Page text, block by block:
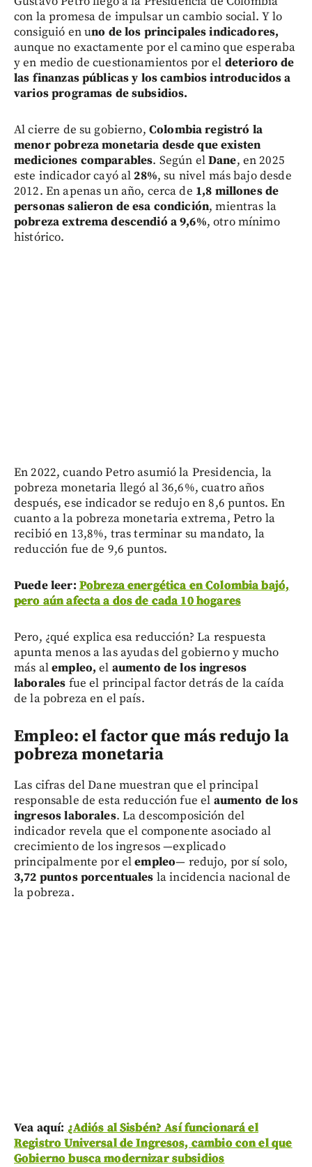
con la promesa de impulsar un cambio social. Y lo
consiguió en uno de los principales indicadores,
aunque no exactamente por el camino que esperaba
y en medio de cuestionamientos por el deterioro de
las finanzas públicas y los cambios introducidos a
varios programas de subsidios.
Al cierre de su gobierno, Colombia registró la
menor pobreza monetaria desde que existen
mediciones comparables. Según elDane, en 2025
este indicador cayó al28%, su nivel más bajo desde
2012. En apenas un año, cerca de 1,8 millones de
personas salieron de esa condición, mientras la
pobreza extrema descendió a 9,6%, otro mínimo
histórico.
En 2022, cuando Petro asumió la Presidencia, la
pobreza monetaria llegó al 36,6%, cuatro años
después, ese indicador se redujo en 8,6 puntos. En
cuanto a la pobreza monetaria extrema, Petro la
recibió en 13,8%, tras terminar su mandato, la
reducción fue de 9,6 puntos.
Puede leer: Pobreza energética en Colombia bajó,
pero aún afecta a dos de cada 10 hogares
Pero, ¿qué explica esa reducción? La respuesta
apunta menos a las ayudas del gobierno y mucho
más alempleo, el aumento de los ingresos
laborales fue el principal factor detrás de la caída
de la pobreza en el país.
Empleo: el factor que más redujo la
pobreza monetaria
Las cifras del Dane muestran que el principal
responsable de esta reducción fue el aumento de los
ingresos laborales. La descomposición del
indicador revela que el componente asociado al
crecimiento de los ingresos —explicado
principalmente por elempleo— redujo, por sí solo,
3,72 puntos porcentuales la incidencia nacional de
la pobreza.
Vea aquí: ¿Adiós al Sisbén? Así funcionará el
Registro Universal de Ingresos, cambio con el que
Gobierno busca modernizar subsidios